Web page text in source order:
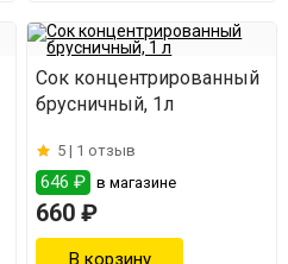
Сок концентрированный
брусничный, 1л
5 | 1 отзыв
646 ₽ в магазине
660 ₽